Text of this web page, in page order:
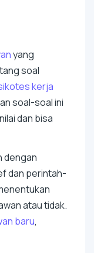
yang
soal
kerja
soal-soal ini
dan bisa
dengan
dan perintah-
atau tidak.
baru,